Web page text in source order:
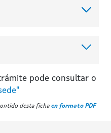
pode consultar o
desta ficha en formato PDF